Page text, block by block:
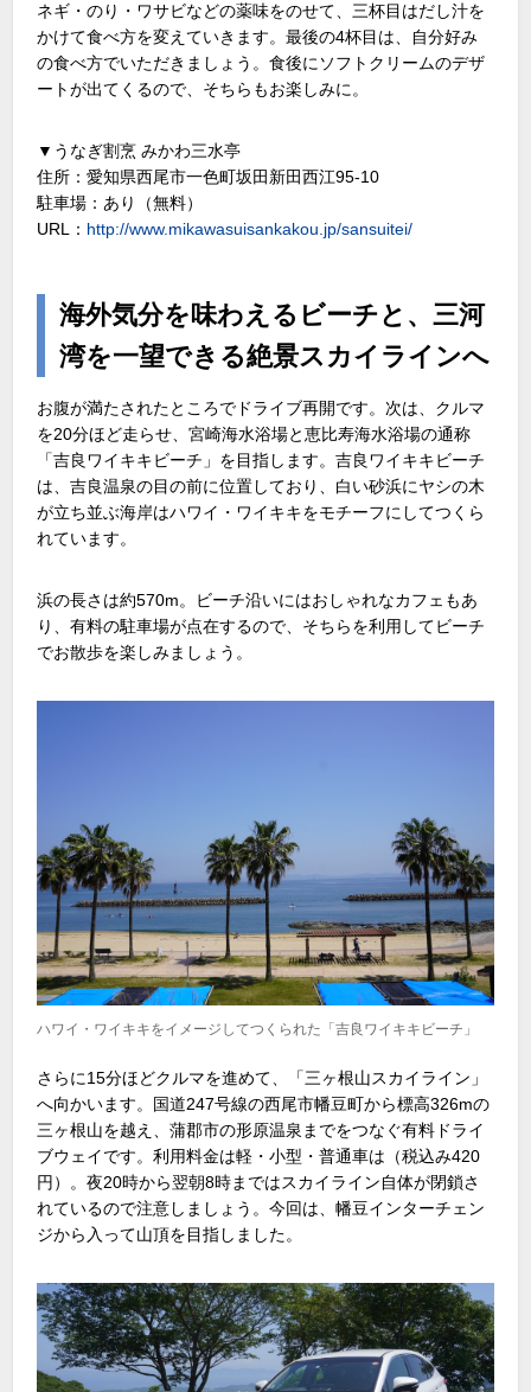
ネギ・のり・ワサビなどの薬味をのせて、三杯目はだし汁を
かけて食べ方を変えていきます。最後の4杯目は、自分好み
の食べ方でいただきましょう。食後にソフトクリームのデザ
ートが出てくるので、そちらもお楽しみに。
▼うなぎ割烹 みかわ三水亭
住所：愛知県西尾市一色町坂田新田西江95-10
駐車場：あり（無料）
URL： http://www.mikawasuisankakou.jp/sansuitei/
海外気分を味わえるビーチと、三河
湾を一望できる絶景スカイラインへ
お腹が満たされたところでドライブ再開です。次は、クルマ
を20分ほど走らせ、宮崎海水浴場と恵比寿海水浴場の通称
「吉良ワイキキビーチ」を目指します。吉良ワイキキビーチ
は、吉良温泉の目の前に位置しており、白い砂浜にヤシの木
が立ち並ぶ海岸はハワイ・ワイキキをモチーフにしてつくら
れています。
浜の長さは約570m。ビーチ沿いにはおしゃれなカフェもあ
り、有料の駐車場が点在するので、そちらを利用してビーチ
でお散歩を楽しみましょう。
ハワイ・ワイキキをイメージしてつくられた「吉良ワイキキビーチ」
さらに15分ほどクルマを進めて、「三ヶ根山スカイライン」
へ向かいます。国道247号線の西尾市幡豆町から標高326mの
三ヶ根山を越え、蒲郡市の形原温泉までをつなぐ有料ドライ
ブウェイです。利用料金は軽・小型・普通車は（税込み420
円）。夜20時から翌朝8時まではスカイライン自体が閉鎖さ
れているので注意しましょう。今回は、幡豆インターチェン
ジから入って山頂を目指しました。